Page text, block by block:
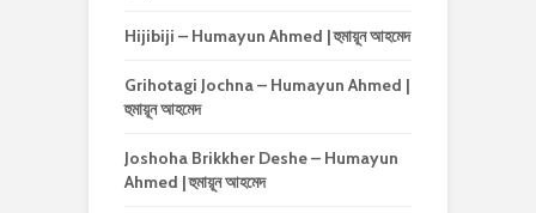
Hijibiji – Humayun Ahmed | হুমায়ূন আহমেদ
Grihotagi Jochna – Humayun Ahmed |
হুমায়ূন আহমেদ
Joshoha Brikkher Deshe – Humayun
Ahmed | হুমায়ূন আহমেদ